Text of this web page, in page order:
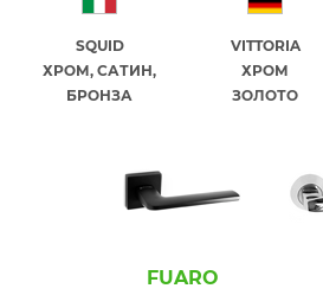
SQUID
ХРОМ, САТИН,
БРОНЗА
VITTORIA
ХРОМ
ЗОЛОТО
FUARO